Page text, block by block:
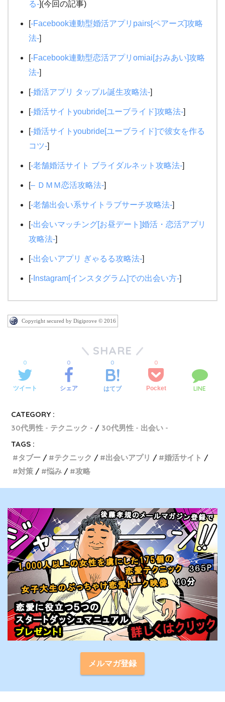
る-](今回の記事)
[-Facebook連動型婚活アプリpairs[ペアーズ]攻略
法-]
[-Facebook連動型恋活アプリomiai[おみあい]攻略
法-]
[-婚活アプリ タップル誕生攻略法-]
[-婚活サイトyoubride[ユーブライド]攻略法-]
[-婚活サイトyoubride[ユーブライド]で彼女を作る
コツ-]
[-老舗婚活サイト ブライダルネット攻略法-]
[– ＤＭＭ恋活攻略法-]
[-老舗出会い系サイトラブサーチ攻略法-]
[-出会いマッチング[お昼デート]婚活・恋活アプリ
攻略法-]
[-出会いアプリ ぎゃるる攻略法-]
[-Instagram[インスタグラム]での出会い方-]
Copyright secured by Digiprove © 2016
SHARE
ツイート
0
シェア
0
はてブ
0
Pocket
0
LINE
CATEGORY :
30代男性 - テクニック -
30代男性 - 出会い -
TAGS :
タブー
テクニック 出会いアプリ
婚活サイト
対策
悩み 攻略
メルマガ登録